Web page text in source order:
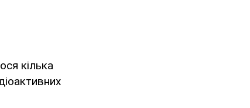
кілька